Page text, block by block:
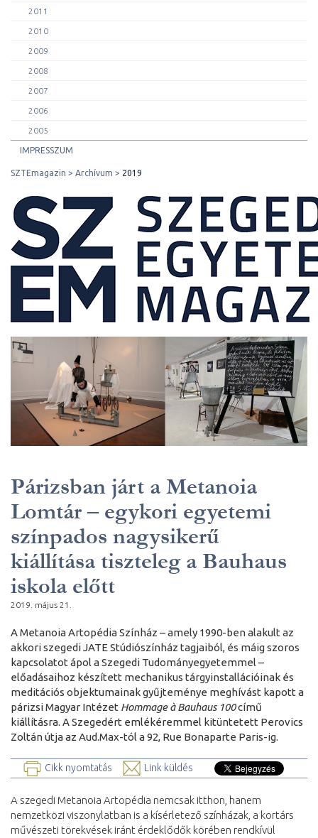
2011
2010
2009
2008
2007
2006
2005
IMPRESSZUM
SZTEmagazin Archívum 2019
Párizsban járt a Metanoia
Lomtár – egykori egyetemi
színpados nagysikerű
kiállítása tiszteleg a Bauhaus
iskola előtt
2019. május 21.
A Metanoia Artopédia Színház – amely 1990-ben alakult az
akkori szegedi JATE Stúdiószínház tagjaiból, és máig szoros
kapcsolatot ápol a Szegedi Tudományegyetemmel –
előadásaihoz készített mechanikus tárgyinstallációinak és
meditációs objektumainak gyűjteménye meghívást kapott a
párizsi Magyar Intézet Hommage à Bauhaus 100című
kiállításra. A Szegedért emlékéremmel kitüntetett Perovics
Zoltán útja az Aud.Max-tól a 92, Rue Bonaparte Paris-ig.
Cikk nyomtatás Link küldés
A szegedi Metanoia Artopédia nemcsak itthon, hanem
nemzetközi viszonylatban is a kísérletező színházak, a kortárs
művészeti törekvések iránt érdeklődők körében rendkívül